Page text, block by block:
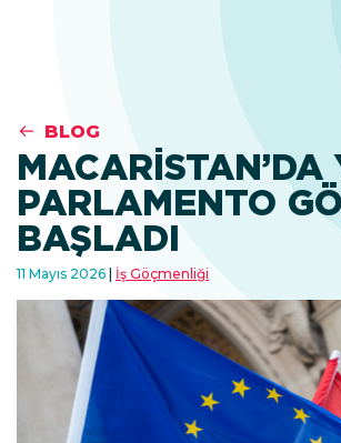
BLOG
MACARISTAN’DA
PARLAMENTO
BAŞLADI
11 Mayıs 2026 İş Göçmenliği